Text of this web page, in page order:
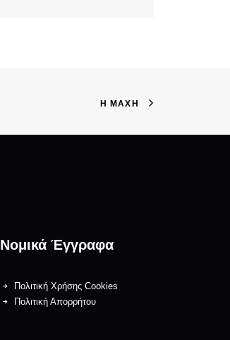
Η ΜΆΧΗ
Νομικά Έγγραφα
Πολιτική Χρήσης Cookies
Πολιτική Απορρήτου